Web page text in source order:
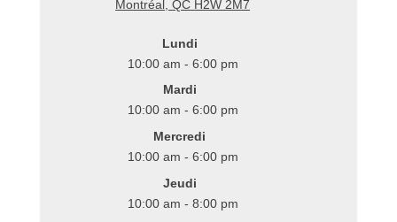
Montréal ,QC H2W 2M7
Lundi
10:00 am - 6:00 pm
Mardi
10:00 am - 6:00 pm
Mercredi
10:00 am - 6:00 pm
Jeudi
10:00 am - 8:00 pm